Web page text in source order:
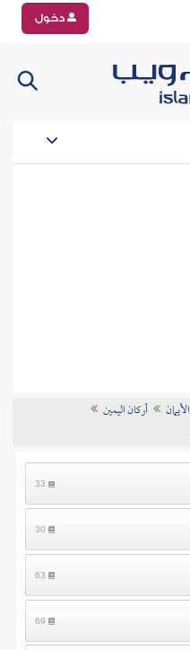
دخول
الأيمان
أركان اليمين
33
30
63
69